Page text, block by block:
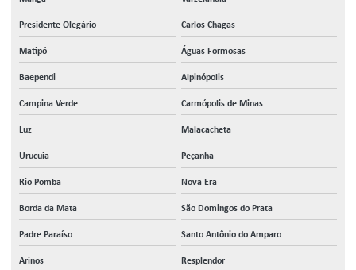
Presidente Olegário Carlos Chagas
Matipó Águas Formosas
Baependi Alpinópolis
Campina Verde Carmópolis de Minas
Luz Malacacheta
Urucuia Peçanha
Rio Pomba Nova Era
Borda da Mata São Domingos do Prata
Padre Paraíso Santo Antônio do Amparo
Arinos Resplendor